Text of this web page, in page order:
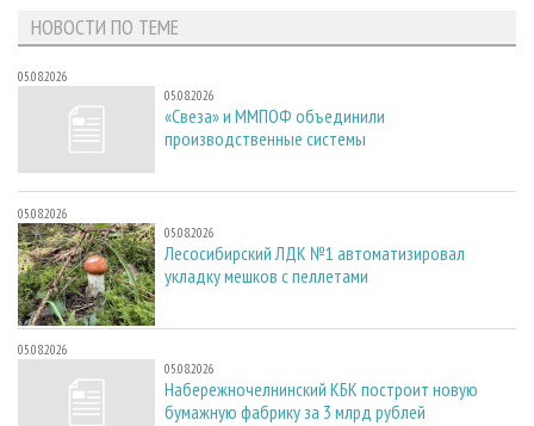
ДЕРЕВЯННОЕ ДОМОСТРОЕНИЕ
ПРОИЗВОДСТВО МЕБЕЛИ
БИОЭНЕРГЕТИКА
ИНСТРУМЕНТ И МАТЕРИАЛЫ
ОФИЦИАЛЬНЫЕ ДЕЛЕГАЦИИ
ПРИОРИТЕТНЫЕ ИНВЕСТПРОЕКТЫ
RUSSIAN FORESTRY REVIEW
ГАЗЕТА ЛЕСПРОМФОРУМ
БИБЛИОТЕКА СПЕЦИАЛИСТА
НОВОСТИ ПО ТЕМЕ
05.08.2026
05.08.2026
«Свеза» и ММПОФ объединили
производственные системы
05.08.2026
05.08.2026
Лесосибирский ЛДК №1 автоматизировал
укладку мешков с пеллетами
05.08.2026
05.08.2026
Набережночелнинский КБК построит новую
бумажную фабрику за 3 млрд рублей